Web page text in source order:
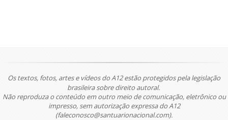
Os textos, fotos, artes e vídeos do A12 estão protegidos pela legislação
brasileira sobre direito autoral.
Não reproduza o conteúdo em outro meio de comunicação, eletrônico ou
impresso, sem autorização expressa do A12
(faleconosco@santuarionacional.com).